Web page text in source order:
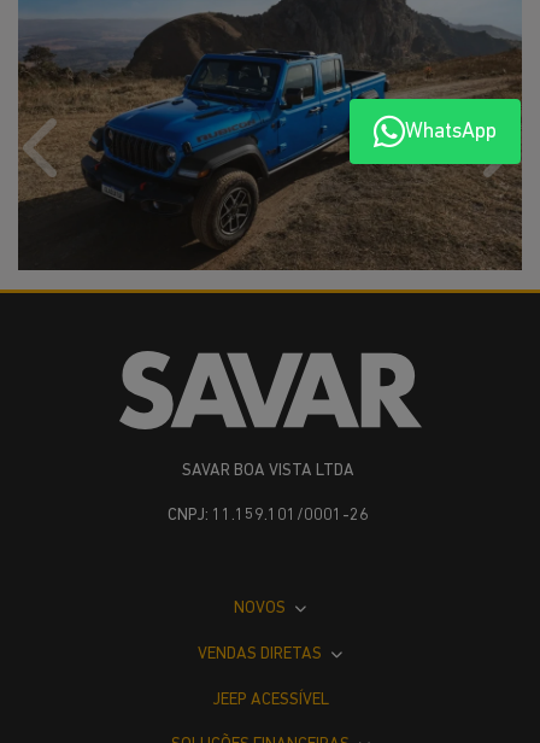
Anterior
WhatsApp
SAVAR BOA VISTA LTDA
CNPJ: 11.159.101/0001-26
NOVOS
VENDAS DIRETAS
JEEP ACESSÍVEL